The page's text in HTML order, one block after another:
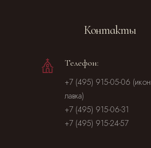
Контакты
Телефон:
+7 (495) 915-05-06
лавка)
+7 (495) 915-06-31
+7 (495) 915-24-57